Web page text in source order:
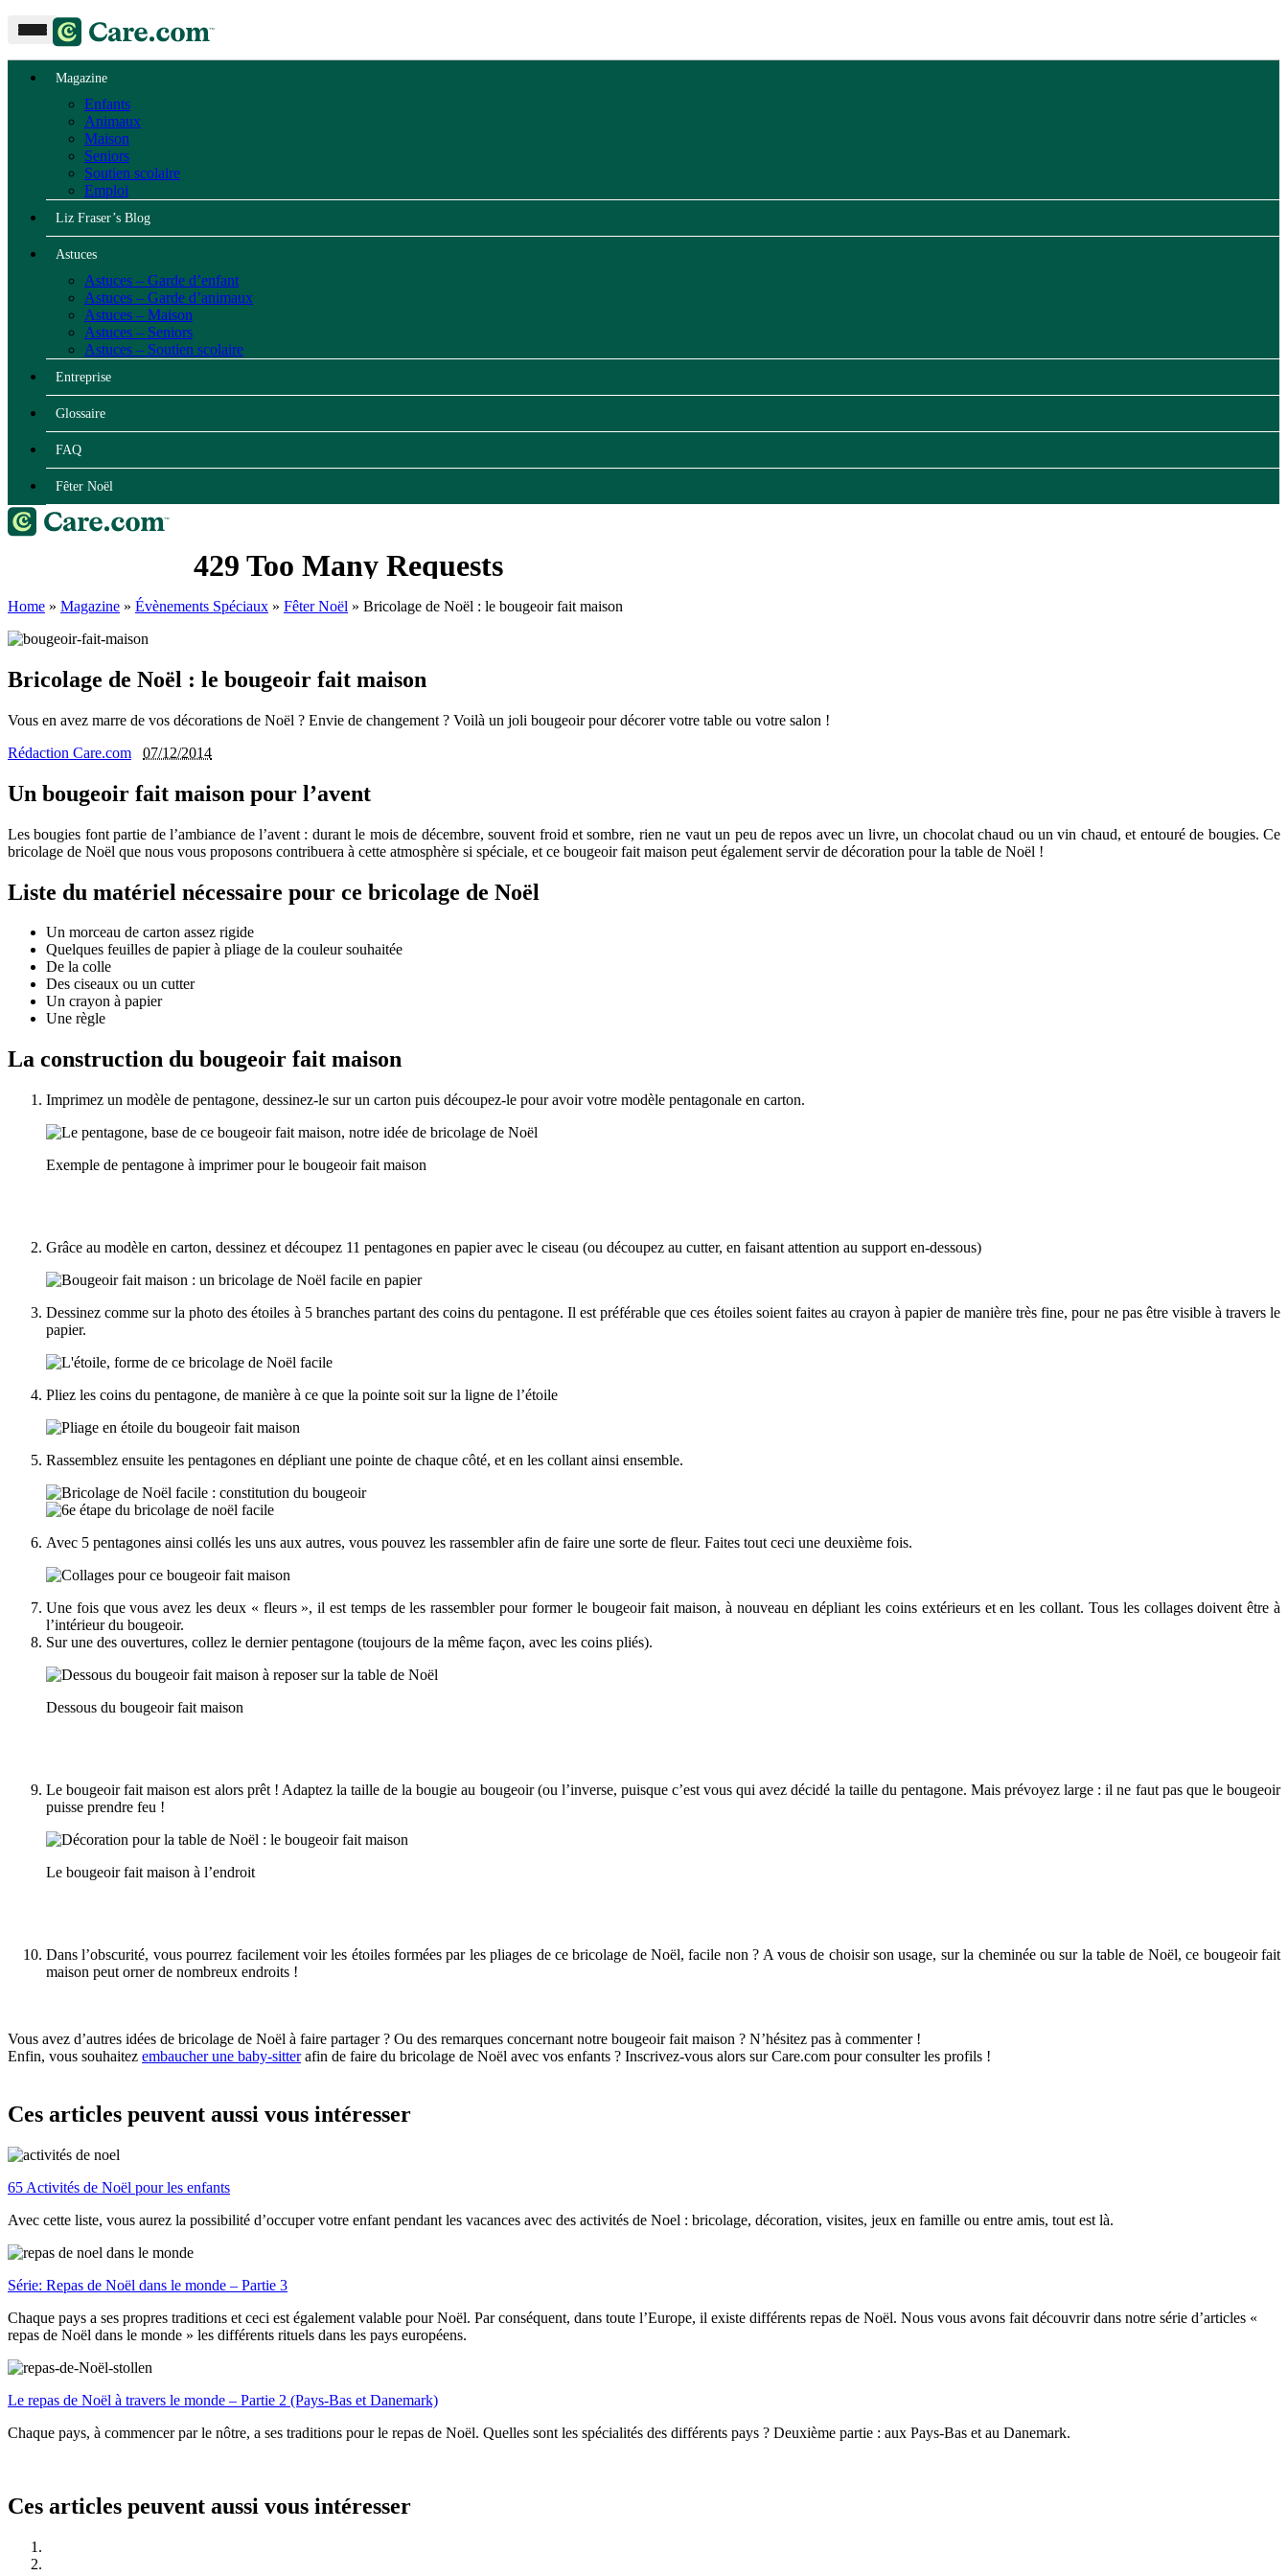
Magazine
Enfants
Animaux
Maison
Seniors
Soutien scolaire
Emploi
Liz Fraser’s Blog
Astuces
Astuces – Garde d’enfant
Astuces – Garde d’animaux
Astuces – Maison
Astuces – Seniors
Astuces – Soutien scolaire
Entreprise
Glossaire
FAQ
Fêter Noël
Home » Magazine » Évènements Spéciaux » Fêter Noël » Bricolage de Noël : le bougeoir fait maison
Bricolage de Noël : le bougeoir fait maison
Vous en avez marre de vos décorations de Noël ? Envie de changement ? Voilà un joli bougeoir pour décorer votre table ou votre salon !
Rédaction Care.com
07/12/2014
Un bougeoir fait maison pour l’avent
Les bougies font partie de l’ambiance de l’avent : durant le mois de décembre, souvent froid et sombre, rien ne vaut un peu de repos avec un livre, un chocolat chaud ou un vin chaud, et entouré de bougies. Ce
bricolage de Noël que nous vous proposons contribuera à cette atmosphère si spéciale, et ce bougeoir fait maison peut également servir de décoration pour la table de Noël !
Liste du matériel nécessaire pour ce bricolage de Noël
Un morceau de carton assez rigide
Quelques feuilles de papier à pliage de la couleur souhaitée
De la colle
Des ciseaux ou un cutter
Un crayon à papier
Une règle
La construction du bougeoir fait maison
Imprimez un modèle de pentagone, dessinez-le sur un carton puis découpez-le pour avoir votre modèle pentagonale en carton.
Exemple de pentagone à imprimer pour le bougeoir fait maison
Grâce au modèle en carton, dessinez et découpez 11 pentagones en papier avec le ciseau (ou découpez au cutter, en faisant attention au support en-dessous)
Dessinez comme sur la photo des étoiles à 5 branches partant des coins du pentagone. Il est préférable que ces étoiles soient faites au crayon à papier de manière très fine, pour ne pas être visible à travers le
papier.
Pliez les coins du pentagone, de manière à ce que la pointe soit sur la ligne de l’étoile
Rassemblez ensuite les pentagones en dépliant une pointe de chaque côté, et en les collant ainsi ensemble.
Avec 5 pentagones ainsi collés les uns aux autres, vous pouvez les rassembler afin de faire une sorte de fleur. Faites tout ceci une deuxième fois.
Une fois que vous avez les deux « fleurs », il est temps de les rassembler pour former le bougeoir fait maison, à nouveau en dépliant les coins extérieurs et en les collant. Tous les collages doivent être à
l’intérieur du bougeoir.
Sur une des ouvertures, collez le dernier pentagone (toujours de la même façon, avec les coins pliés).
Dessous du bougeoir fait maison
Le bougeoir fait maison est alors prêt ! Adaptez la taille de la bougie au bougeoir (ou l’inverse, puisque c’est vous qui avez décidé la taille du pentagone. Mais prévoyez large : il ne faut pas que le bougeoir
puisse prendre feu !
Le bougeoir fait maison à l’endroit
Dans l’obscurité, vous pourrez facilement voir les étoiles formées par les pliages de ce bricolage de Noël, facile non ? A vous de choisir son usage, sur la cheminée ou sur la table de Noël, ce bougeoir fait
maison peut orner de nombreux endroits !
Vous avez d’autres idées de bricolage de Noël à faire partager ? Ou des remarques concernant notre bougeoir fait maison ? N’hésitez pas à commenter !
Enfin, vous souhaitez embaucher une baby-sitterafin de faire du bricolage de Noël avec vos enfants ? Inscrivez-vous alors sur Care.com pour consulter les profils !
Ces articles peuvent aussi vous intéresser
65 Activités de Noël pour les enfants
Avec cette liste, vous aurez la possibilité d’occuper votre enfant pendant les vacances avec des activités de Noel : bricolage, décoration, visites, jeux en famille ou entre amis, tout est là.
Série: Repas de Noël dans le monde – Partie 3
Chaque pays a ses propres traditions et ceci est également valable pour Noël. Par conséquent, dans toute l’Europe, il existe différents repas de Noël. Nous vous avons fait découvrir dans notre série d’articles «
repas de Noël dans le monde » les différents rituels dans les pays européens.
Le repas de Noël à travers le monde – Partie 2 (Pays-Bas et Danemark)
Chaque pays, à commencer par le nôtre, a ses traditions pour le repas de Noël. Quelles sont les spécialités des différents pays ? Deuxième partie : aux Pays-Bas et au Danemark.
Ces articles peuvent aussi vous intéresser